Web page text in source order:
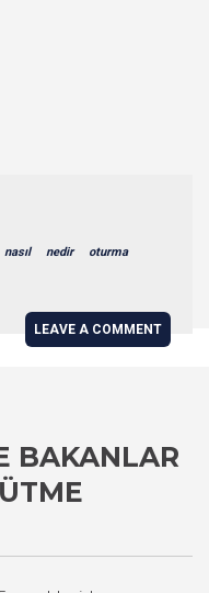
nasıl nedir oturma
LEAVE A COMMENT
BAKANLAR